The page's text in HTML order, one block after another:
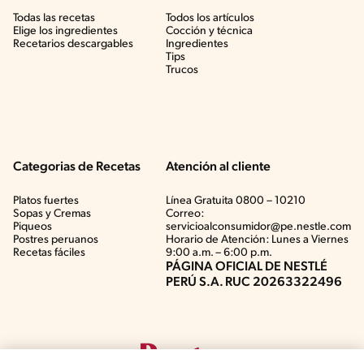
Todas las recetas
Elige los ingredientes
Recetarios descargables
Todos los artículos
Cocción y técnica
Ingredientes
Tips
Trucos
Categorias de Recetas
Platos fuertes
Sopas y Cremas
Piqueos
Postres peruanos
Recetas fáciles
Atención al cliente
Línea Gratuita 0800 – 10210
Correo:
servicioalconsumidor@pe.nestle.com
Horario de Atención: Lunes a Viernes
9:00 a.m. – 6:00 p.m.
PÁGINA OFICIAL DE NESTLÉ
PERÚ S.A. RUC 20263322496